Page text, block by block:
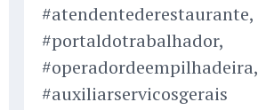
#atendentederestaurante,
#portaldotrabalhador,
#operadordeempilhadeira,
#auxiliarservicosgerais